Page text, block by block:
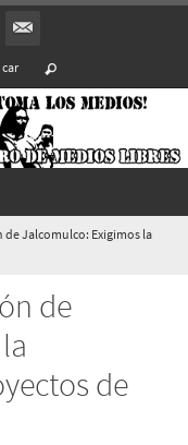
de Jalcomulco: Exigimos la
de
de